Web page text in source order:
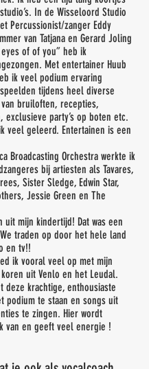
In de Wisseloord Studio
Percussionist/zanger Eddy
van Tatjana en Gerard Joling
eyes of of you” heb ik
Met entertainer Huub
ik veel podium ervaring
tijdens heel diverse
bruiloften, recepties,
exclusieve party’s op boten etc.
veel geleerd. Entertainen is een
Broadcasting Orchestra werkte ik
bij artiesten als Tavares,
Sister Sledge, Edwin Star,
Jessie Green en The
uit mijn kindertijd! Dat was een
traden op door het hele land
en tv!!
ik vooral veel op met mijn
uit Venlo en het Leudal.
deze krachtige, enthousiaste
podium te staan en songs uit
te zingen. Hier wordt
van en geeft veel energie !